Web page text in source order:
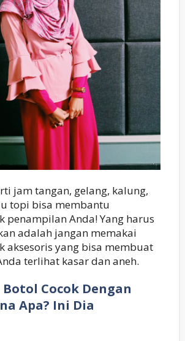
jam tangan, gelang, kalung,
topi bisa membantu
penampilan Anda! Yang harus
adalah jangan memakai
aksesoris yang bisa membuat
terlihat kasar dan aneh.
Cocok Dengan
Apa? Ini Dia